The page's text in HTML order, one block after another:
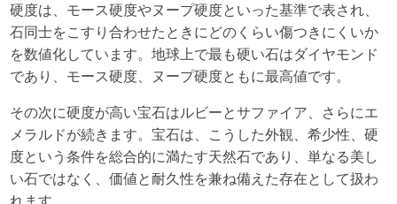
硬度は、モース硬度やヌープ硬度といった基準で表され、
石同士をこすり合わせたときにどのくらい傷つきにくいか
を数値化しています。地球上で最も硬い石はダイヤモンド
であり、モース硬度、ヌープ硬度ともに最高値です。
その次に硬度が高い宝石はルビーとサファイア、さらにエ
メラルドが続きます。宝石は、こうした外観、希少性、硬
度という条件を総合的に満たす天然石であり、単なる美し
い石ではなく、価値と耐久性を兼ね備えた存在として扱わ
れます。